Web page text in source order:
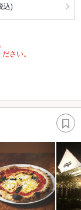
込)
さい。